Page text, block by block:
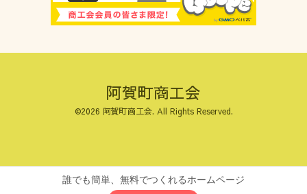
阿賀町商工会
©2026 阿賀町商工会. All Rights Reserved.
誰でも簡単、無料でつくれるホームページ